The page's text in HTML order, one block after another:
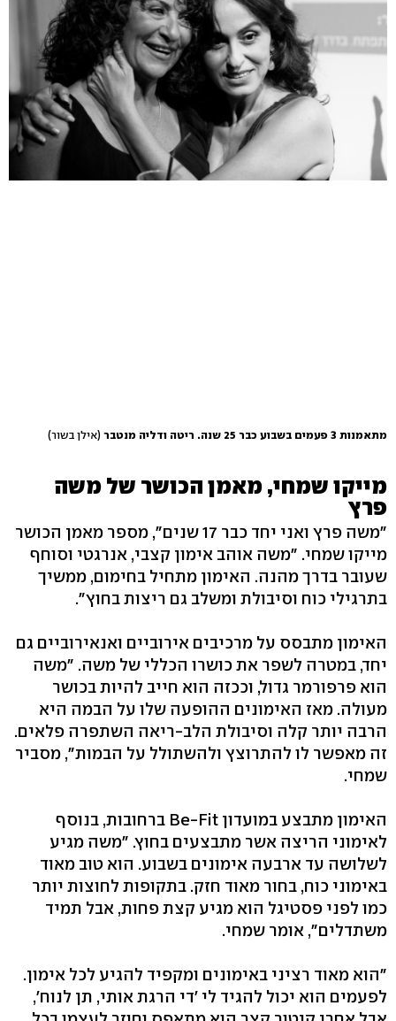
מתאמנות 3 פעמים בשבוע כבר 25 שנה. ריטה ודליה מנטבר (אילן בשור)
מייקו שמחי, מאמן הכושר של משה
פרץ
"משה פרץ ואני יחד כבר 17 שנים", מספר מאמן הכושר
מייקו שמחי. "משה אוהב אימון קצבי, אנרגטי וסוחף
שעובר בדרך מהנה. האימון מתחיל בחימום, ממשיך
בתרגילי כוח וסיבולת ומשלב גם ריצות בחוץ".
האימון מתבסס על מרכיבים אירוביים ואנאירוביים גם
יחד, במטרה לשפר את כושרו הכללי של משה. "משה
הוא פרפורמר גדול, וככזה הוא חייב להיות בכושר
מעולה. מאז האימונים ההופעה שלו על הבמה היא
הרבה יותר קלה וסיבולת הלב-ריאה השתפרה פלאים.
זה מאפשר לו להתרוצץ ולהשתולל על הבמות", מסביר
שמחי.
האימון מתבצע במועדון Be-Fit ברחובות, בנוסף
לאימוני הריצה אשר מתבצעים בחוץ. "משה מגיע
לשלושה עד ארבעה אימונים בשבוע. הוא טוב מאוד
באימוני כוח, בחור מאוד חזק. בתקופות לחוצות יותר
כמו לפני פסטיגל הוא מגיע קצת פחות, אבל תמיד
משתדלים", אומר שמחי.
"הוא מאוד רציני באימונים ומקפיד להגיע לכל אימון.
לפעמים הוא יכול להגיד לי 'די הרגת אותי, תן לנוח',